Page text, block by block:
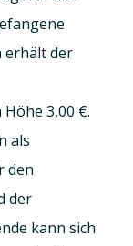
erhält der
3,00 €.
als
den
der
kann sich